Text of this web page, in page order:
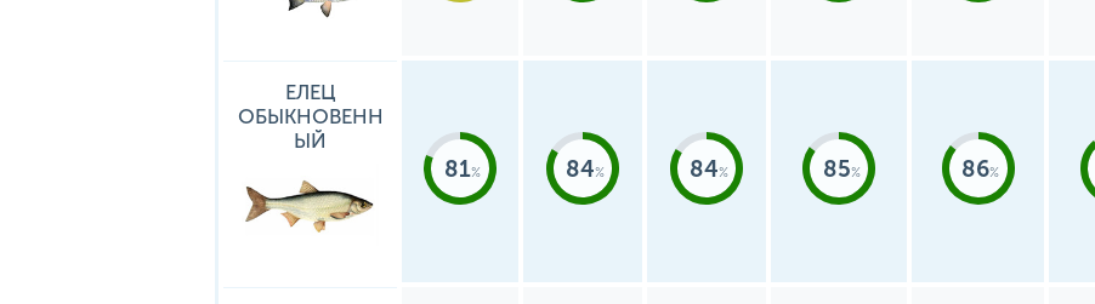
ЕЛЕЦ
ОБЫКНОВЕНН
ЫЙ
81 84 84 85 86